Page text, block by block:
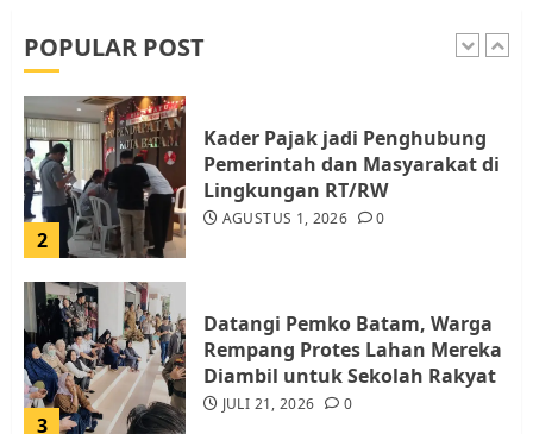
POPULAR POST
1
2
Kader Pajak jadi Penghubung
Pemerintah dan Masyarakat di
Lingkungan RT/RW
AGUSTUS 1, 2026 0
3
Datangi Pemko Batam, Warga
Rempang Protes Lahan Mereka
Diambil untuk Sekolah Rakyat
JULI 21, 2026 0